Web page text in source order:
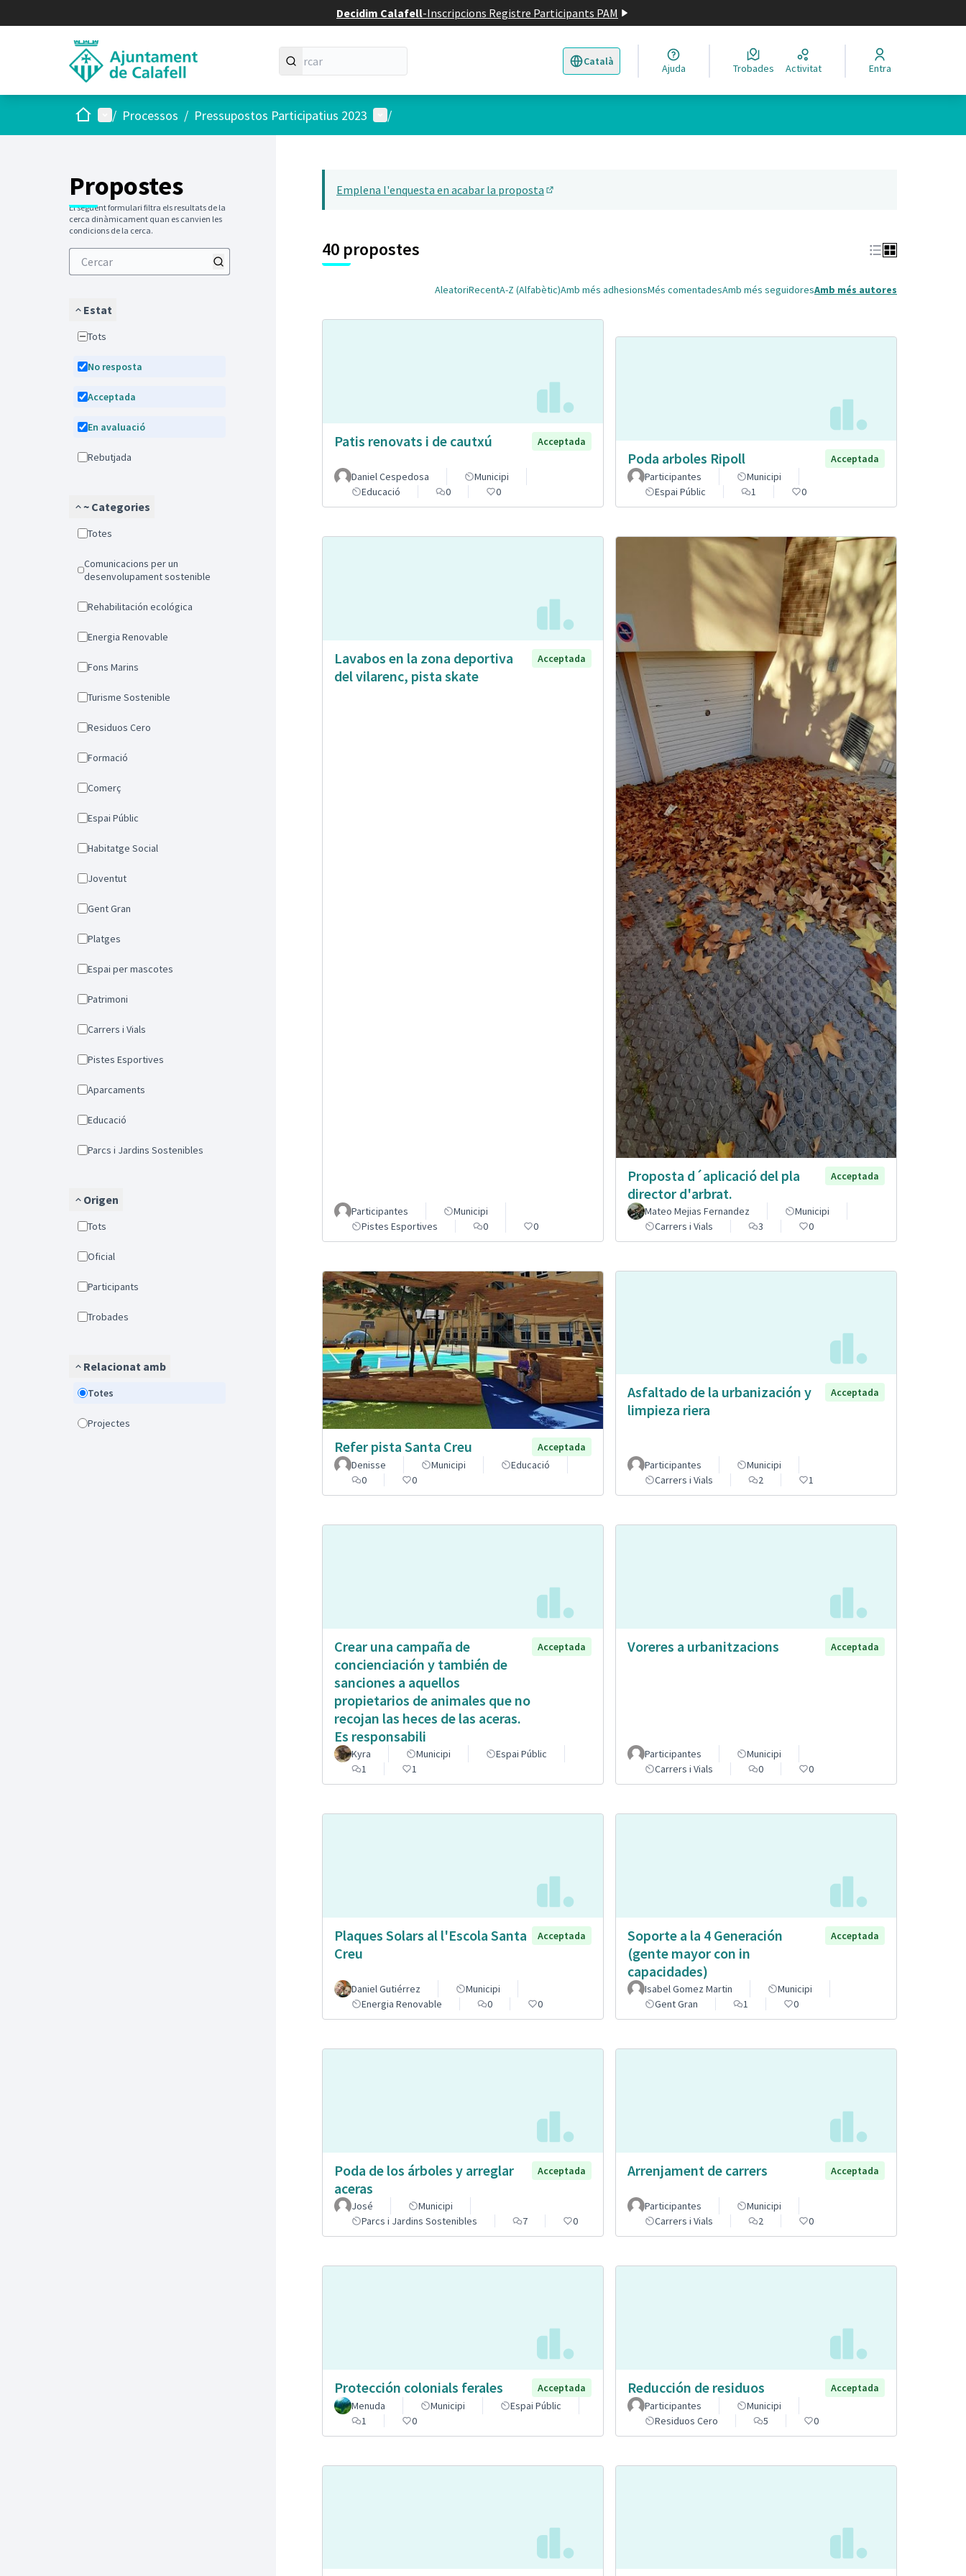
Decidim Calafell-Inscripcions Registre Participants PAM
Català
Triar la llengua Elegir el idioma
Ajuda Trobades Activitat Entra
Inici Menú principal
/ Processos / Pressupostos Participatius 2023 Menú d'usuari
/
Propostes
El següent formulari filtra els resultats de la
cerca dinàmicament quan es canvien les
condicions de la cerca.
Estat
Tots
No resposta
Acceptada
En avaluació
Rebutjada
~ Categories
Totes
Comunicacions per un
desenvolupament sostenible
Rehabilitación ecológica
Energia Renovable
Fons Marins
Turisme Sostenible
Residuos Cero
Formació
Comerç
Espai Públic
Habitatge Social
Joventut
Gent Gran
Platges
Espai per mascotes
Patrimoni
Carrers i Vials
Pistes Esportives
Aparcaments
Educació
Parcs i Jardins Sostenibles
Origen
Tots
Oficial
Participants
Trobades
Relacionat amb
Totes
Projectes
14
Emplena l'enquesta en acabar la proposta
40 propostes
AleatoriRecentA-Z (Alfabètic)Amb més adhesionsMés comentadesAmb més seguidoresAmb més autores
Patis renovats i de cautxú Acceptada
Daniel Cespedosa
Municipi
Educació
0 0
Poda arboles Ripoll
Acceptada
Participantes
Municipi
Espai Públic
1 0
Lavabos en la zona deportiva
del vilarenc, pista skate
Acceptada
Participantes
Municipi
Pistes Esportives
0 0
Proposta d´aplicació del pla
director d'arbrat.
Acceptada
Mateo Mejias Fernandez
Municipi
Carrers i Vials
3 0
Refer pista Santa Creu
Acceptada
Denisse
Municipi
Educació
0
0
Asfaltado de la urbanización y
limpieza riera
Acceptada
Participantes
Municipi
Carrers i Vials
2 1
Crear una campaña de
concienciación y también de
sanciones a aquellos
propietarios de animales que no
recojan las heces de las aceras.
Es responsabili
Acceptada
Kyra Municipi
Espai Públic
1
1
Voreres a urbanitzacions Acceptada
Participantes
Municipi
Carrers i Vials
0 0
Plaques Solars al l'Escola Santa
Creu
Acceptada
Daniel Gutiérrez
Municipi
Energia Renovable
0 0
Soporte a la 4 Generación
(gente mayor con in
capacidades)
Acceptada
Isabel Gomez Martin
Municipi
Gent Gran
1 0
Poda de los árboles y arreglar
aceras
Acceptada
José
Municipi
Parcs i Jardins Sostenibles
7 0
Arrenjament de carrers Acceptada
Participantes
Municipi
Carrers i Vials
2 0
Protección colonials ferales
Acceptada
Menuda
Municipi
Espai Públic
1
0
Reducción de residuos
Acceptada
Participantes
Municipi
Residuos Cero
5 0